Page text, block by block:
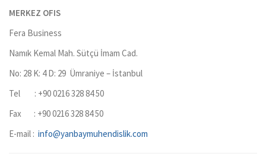
MERKEZ OFIS
Fera Business
Namık Kemal Mah. Sütçü İmam Cad.
No: 28 K: 4 D: 29 Ümraniye – İstanbul
Tel : +90 0216 328 84 50
Fax : +90 0216 328 84 50
E-mail : info@yanbaymuhendislik.com